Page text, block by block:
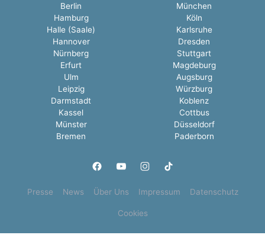
Berlin
München
Hamburg
Köln
Halle (Saale)
Karlsruhe
Hannover
Dresden
Nürnberg
Stuttgart
Erfurt
Magdeburg
Ulm
Augsburg
Leipzig
Würzburg
Darmstadt
Koblenz
Kassel
Cottbus
Münster
Düsseldorf
Bremen
Paderborn
Presse News Über Uns Impressum Datenschutz
Cookies